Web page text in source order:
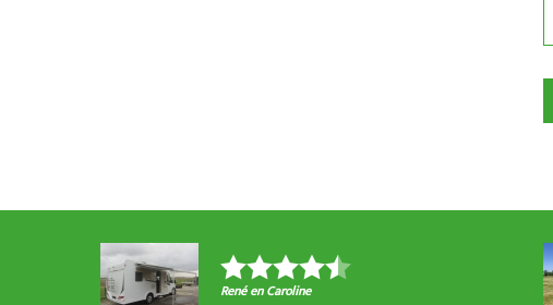
René en Caroline